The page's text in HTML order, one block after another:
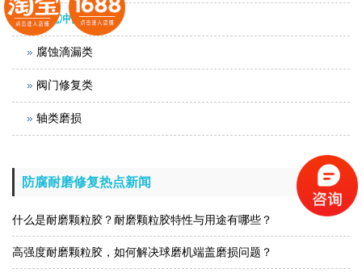
过流冲蚀类
腐蚀滴漏类
阀门修复类
轴类磨损
防腐耐磨修复热点新闻
什么是耐磨颗粒胶？耐磨颗粒胶特性与用途有哪些？
高强度耐磨颗粒胶，如何解决球磨机端盖磨损问题？